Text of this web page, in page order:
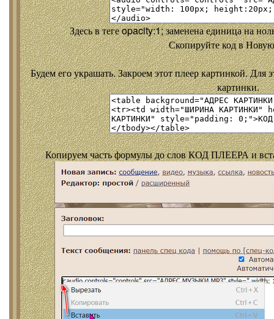
Здесь в теге opacity:1; заменена единица на
Скопируйте код в
Будем его украшать. Закроем этот плеер картинкой. Для
картинки.
Копируем часть формулы до слов КОД ПЛЕЕРА и